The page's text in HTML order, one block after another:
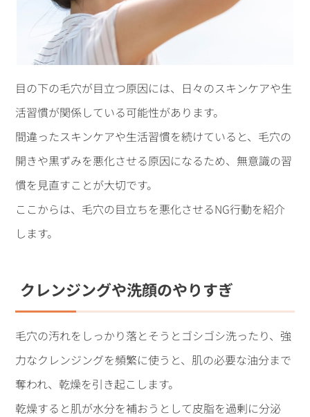
目の下の毛穴が目立つ原因には、日々のスキンケアや生
活習慣が関係している可能性があります。
間違ったスキンケアや生活習慣を続けていると、毛穴の
開きや黒ずみを悪化させる原因になるため、無意識の習
慣を見直すことが大切です。
ここからは、毛穴の目立ちを悪化させるNG行動を紹介
します。
クレンジングや洗顔のやりすぎ
毛穴の汚れをしっかり落とそうとゴシゴシ洗ったり、強
力なクレンジングを頻繁に使うと、肌の必要な油分まで
奪われ、乾燥を引き起こします。
乾燥すると肌が水分を補おうとして皮脂を過剰に分泌